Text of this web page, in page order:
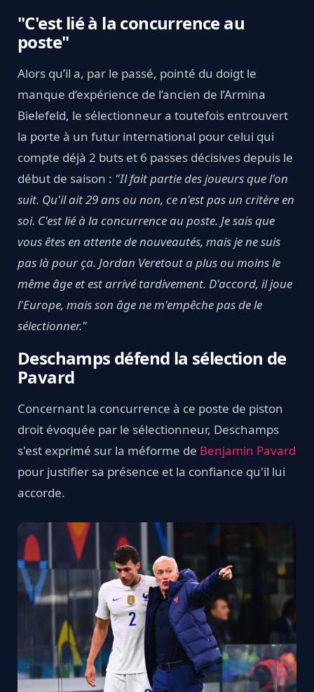
"C'est lié à la concurrence au
poste"
Alors qu’il a, par le passé, pointé du doigt le
manque d’expérience de l’ancien de l’Armina
Bielefeld, le sélectionneur a toutefois entrouvert
la porte à un futur international pour celui qui
compte déjà 2 buts et 6 passes décisives depuis le
début de saison : "Il fait partie des joueurs que l'on
suit. Qu'il ait 29 ans ou non, ce n'est pas un critère en
soi. C'est lié à la concurrence au poste. Je sais que
vous êtes en attente de nouveautés, mais je ne suis
pas là pour ça. Jordan Veretout a plus ou moins le
même âge et est arrivé tardivement. D'accord, il joue
l'Europe, mais son âge ne m'empêche pas de le
sélectionner."
Deschamps défend la sélection de
Pavard
Concernant la concurrence à ce poste de piston
droit évoquée par le sélectionneur, Deschamps
s'est exprimé sur la méforme de Benjamin Pavard
pour justifier sa présence et la confiance qu'il lui
accorde.